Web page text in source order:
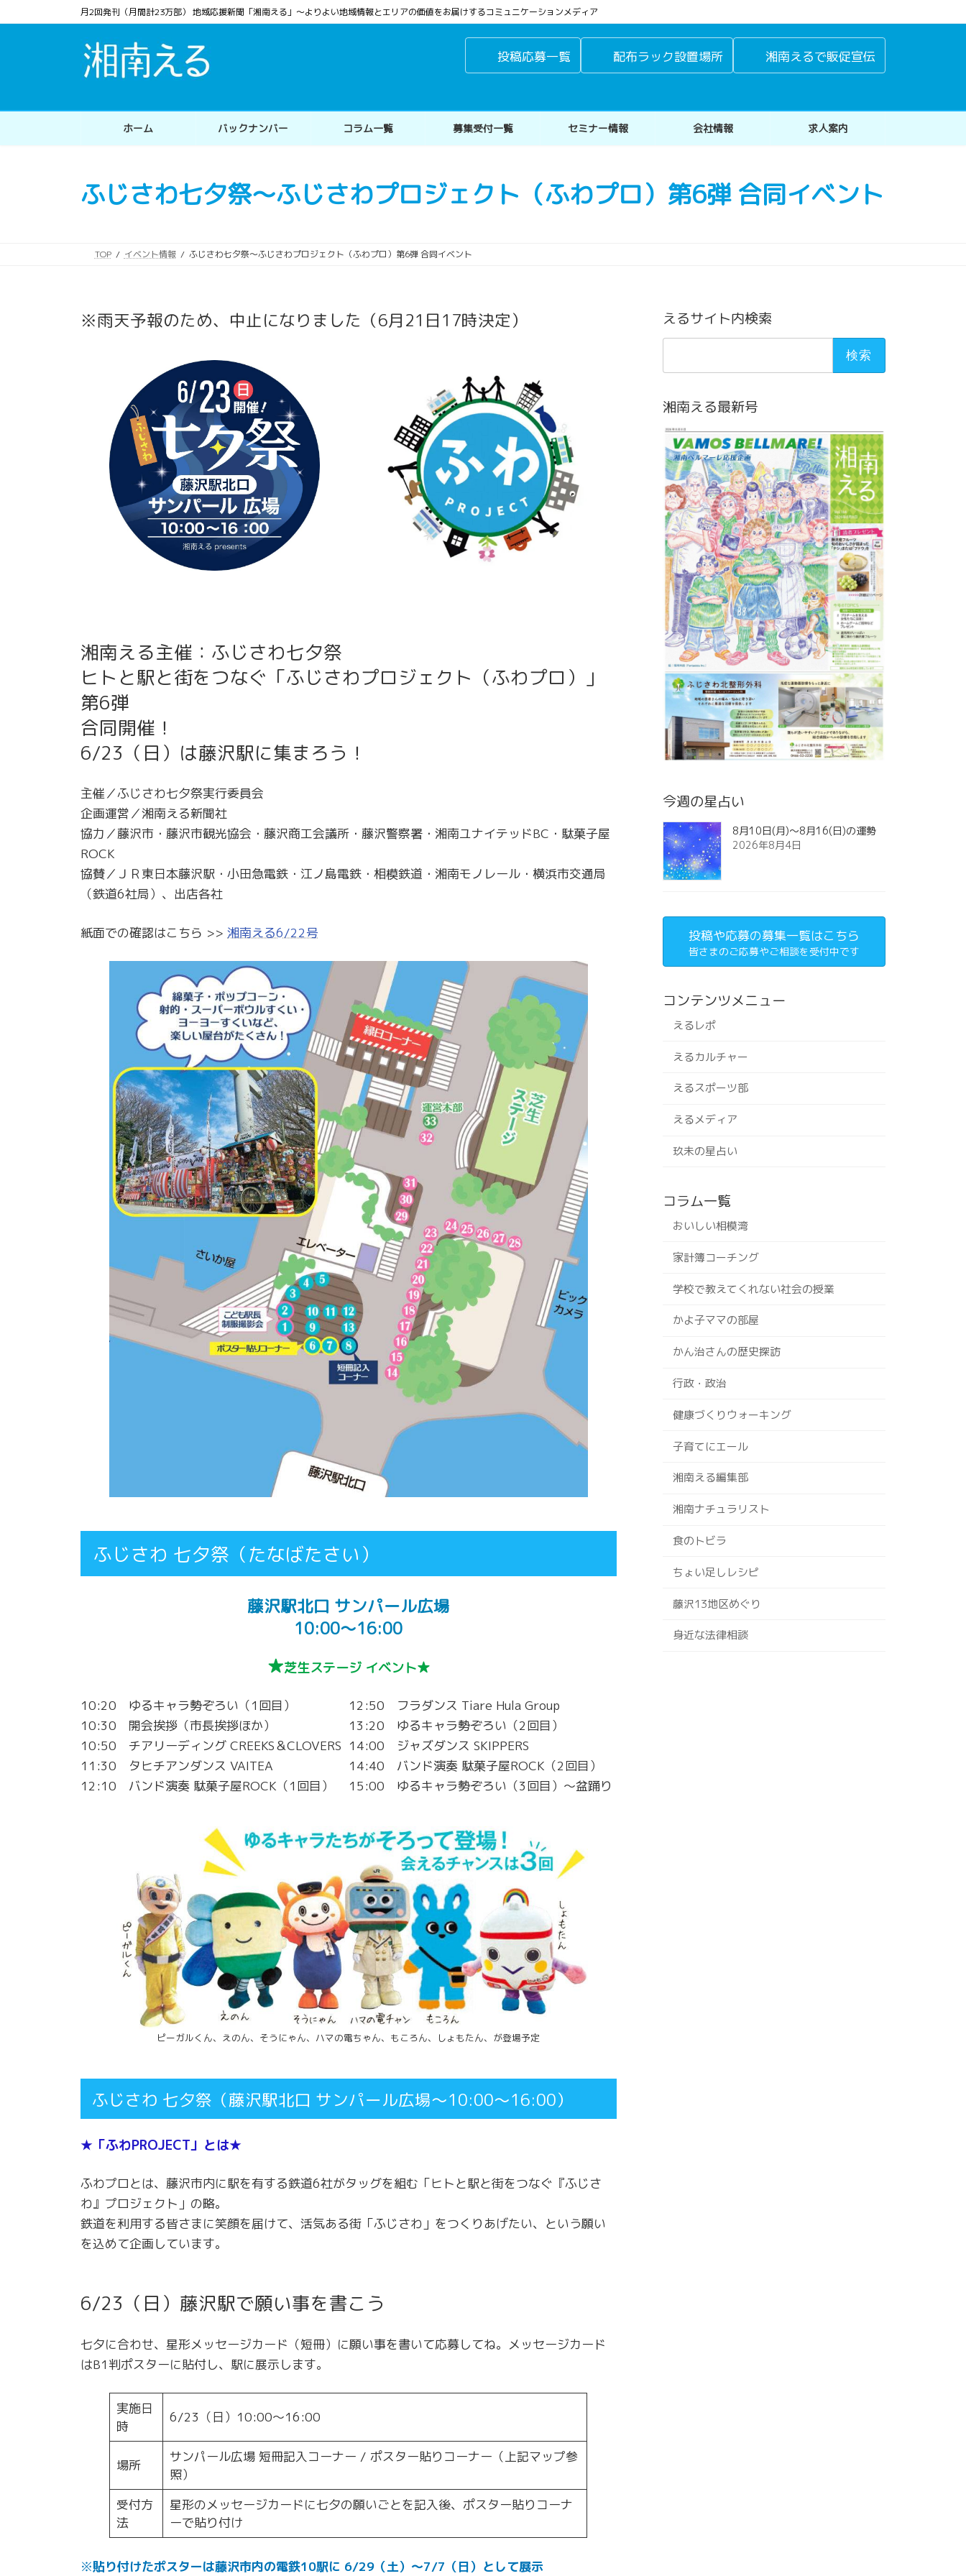
ン
ス
ビ
ン
月2回発刊（月間計23万部） 地域応援新聞「湘南える」〜よりよい地域情報とエリアの価値をお届けするコミュニケーションメディア
投稿応募一覧 配布ラック設置場所 湘南えるで販促宣伝
ホーム バックナンバー コラム一覧 募集受付一覧 セミナー情報 会社情報 求人案内
ふじさわ七夕祭〜ふじさわプロジェクト（ふわプロ）第6弾 合同イベント
TOP イベント情報 ふじさわ七夕祭〜ふじさわプロジェクト（ふわプロ）第6弾 合同イベント
※雨天予報のため、中止になりました（6月21日17時決定）
湘南える主催：ふじさわ七夕祭
ヒトと駅と街をつなぐ「ふじさわプロジェクト（ふわプロ）」
第6弾
合同開催！
6/23（日）は藤沢駅に集まろう！
主催／ふじさわ七夕祭実行委員会
企画運営／湘南える新聞社
協力／藤沢市・藤沢市観光協会・藤沢商工会議所・藤沢警察署・湘南ユナイテッドBC・駄菓子屋
ROCK
協賛／ＪＲ東日本藤沢駅・小田急電鉄・江ノ島電鉄・相模鉄道・湘南モノレール・横浜市交通局
（鉄道6社局）、出店各社
紙面での確認はこちら >> 湘南える6/22号
ふじさわ 七夕祭（たなばたさい）
藤沢駅北口 サンパール広場
10:00〜16:00
★芝生ステージ イベント★
10:20 ゆるキャラ勢ぞろい（1回目）
10:30 開会挨拶（市長挨拶ほか）
10:50 チアリーディング CREEKS＆CLOVERS
11:30 タヒチアンダンス VAITEA
12:10 バンド演奏 駄菓子屋ROCK（1回目）
12:50 フラダンス Tiare Hula Group
13:20 ゆるキャラ勢ぞろい（2回目）
14:00 ジャズダンス SKIPPERS
14:40 バンド演奏 駄菓子屋ROCK（2回目）
15:00 ゆるキャラ勢ぞろい（3回目）〜盆踊り
ピーガルくん、えのん、そうにゃん、ハマの電ちゃん、もころん、しょもたん、が登場予定
ふじさわ 七夕祭（藤沢駅北口 サンパール広場～10:00〜16:00）
★ 「ふわPROJECT」とは★
ふわプロとは、藤沢市内に駅を有する鉄道6社がタッグを組む「ヒトと駅と街をつなぐ『ふじさ
わ』プロジェクト」の略。
鉄道を利用する皆さまに笑顔を届けて、活気ある街「ふじさわ」をつくりあげたい、という願い
を込めて企画しています。
6/23（日）藤沢駅で願い事を書こう
七夕に合わせ、星形メッセージカード（短冊）に願い事を書いて応募してね。メッセージカード
はB1判ポスターに貼付し、駅に展示します。
実施日
時
6/23（日）10:00～16:00
場所
サンパール広場 短冊記入コーナー / ポスター貼りコーナー（上記マップ参
照）
受付方
法
星形のメッセージカードに七夕の願いごとを記入後、ポスター貼りコーナ
ーで貼り付け
※貼り付けたポスターは藤沢市内の電鉄10駅に 6/29（土）〜7/7（日）として展示
えるサイト内検索
湘南える最新号
今週の星占い
8月10日(月)～8月16(日)の運勢
2026年8月4日
投稿や応募の募集一覧はこちら
皆さまのご応募やご相談を受付中です
コンテンツメニュー
えるレポ
えるカルチャー
えるスポーツ部
えるメディア
玖未の星占い
コラム一覧
おいしい相模湾
家計簿コーチング
学校で教えてくれない社会の授業
かよ子ママの部屋
かん治さんの歴史探訪
行政・政治
健康づくりウォーキング
子育てにエール
湘南える編集部
湘南ナチュラリスト
食のトビラ
ちょい足しレシピ
藤沢13地区めぐり
身近な法律相談